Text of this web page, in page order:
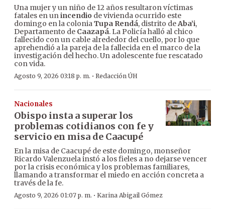
Una mujer y un niño de 12 años resultaron víctimas
fatales en unincendio de vivienda ocurrido este
domingo en la coloniaTupa Rendá, distrito deAba’i,
Departamento de Caazapá. La Policía halló al chico
fallecido con un cable alrededor del cuello, por lo que
aprehendió a la pareja de la fallecida en el marco de la
investigación del hecho. Un adolescente fue rescatado
con vida.
Agosto 9, 2026 03:18 p. m. · Redacción ÚH
Nacionales
Obispo insta a superar los
problemas cotidianos con fe y
servicio en misa de Caacupé
En la misa de Caacupé de este domingo, monseñor
Ricardo Valenzuela instó a los fieles a no dejarse vencer
por la crisis económica y los problemas familiares,
llamando a transformar el miedo en acción concreta a
través de la fe.
Agosto 9, 2026 01:07 p. m. · Karina Abigail Gómez